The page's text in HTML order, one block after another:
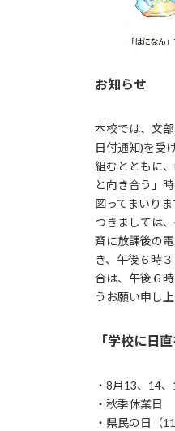
お知らせ
本校では、文
日付通知)を受
組むとともに
と向き合う」
図ってまいりま
つきましては
斉に放課後の
き、午後６時
合は、午後６
うお願い申し上
「学校に日
・8月13、14
・秋季休業日
・県民の日（